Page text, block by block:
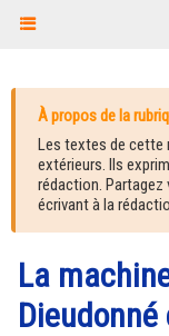
À propos de la
Les textes de cette
extérieurs. Ils
rédaction. Partagez
écrivant à la
La